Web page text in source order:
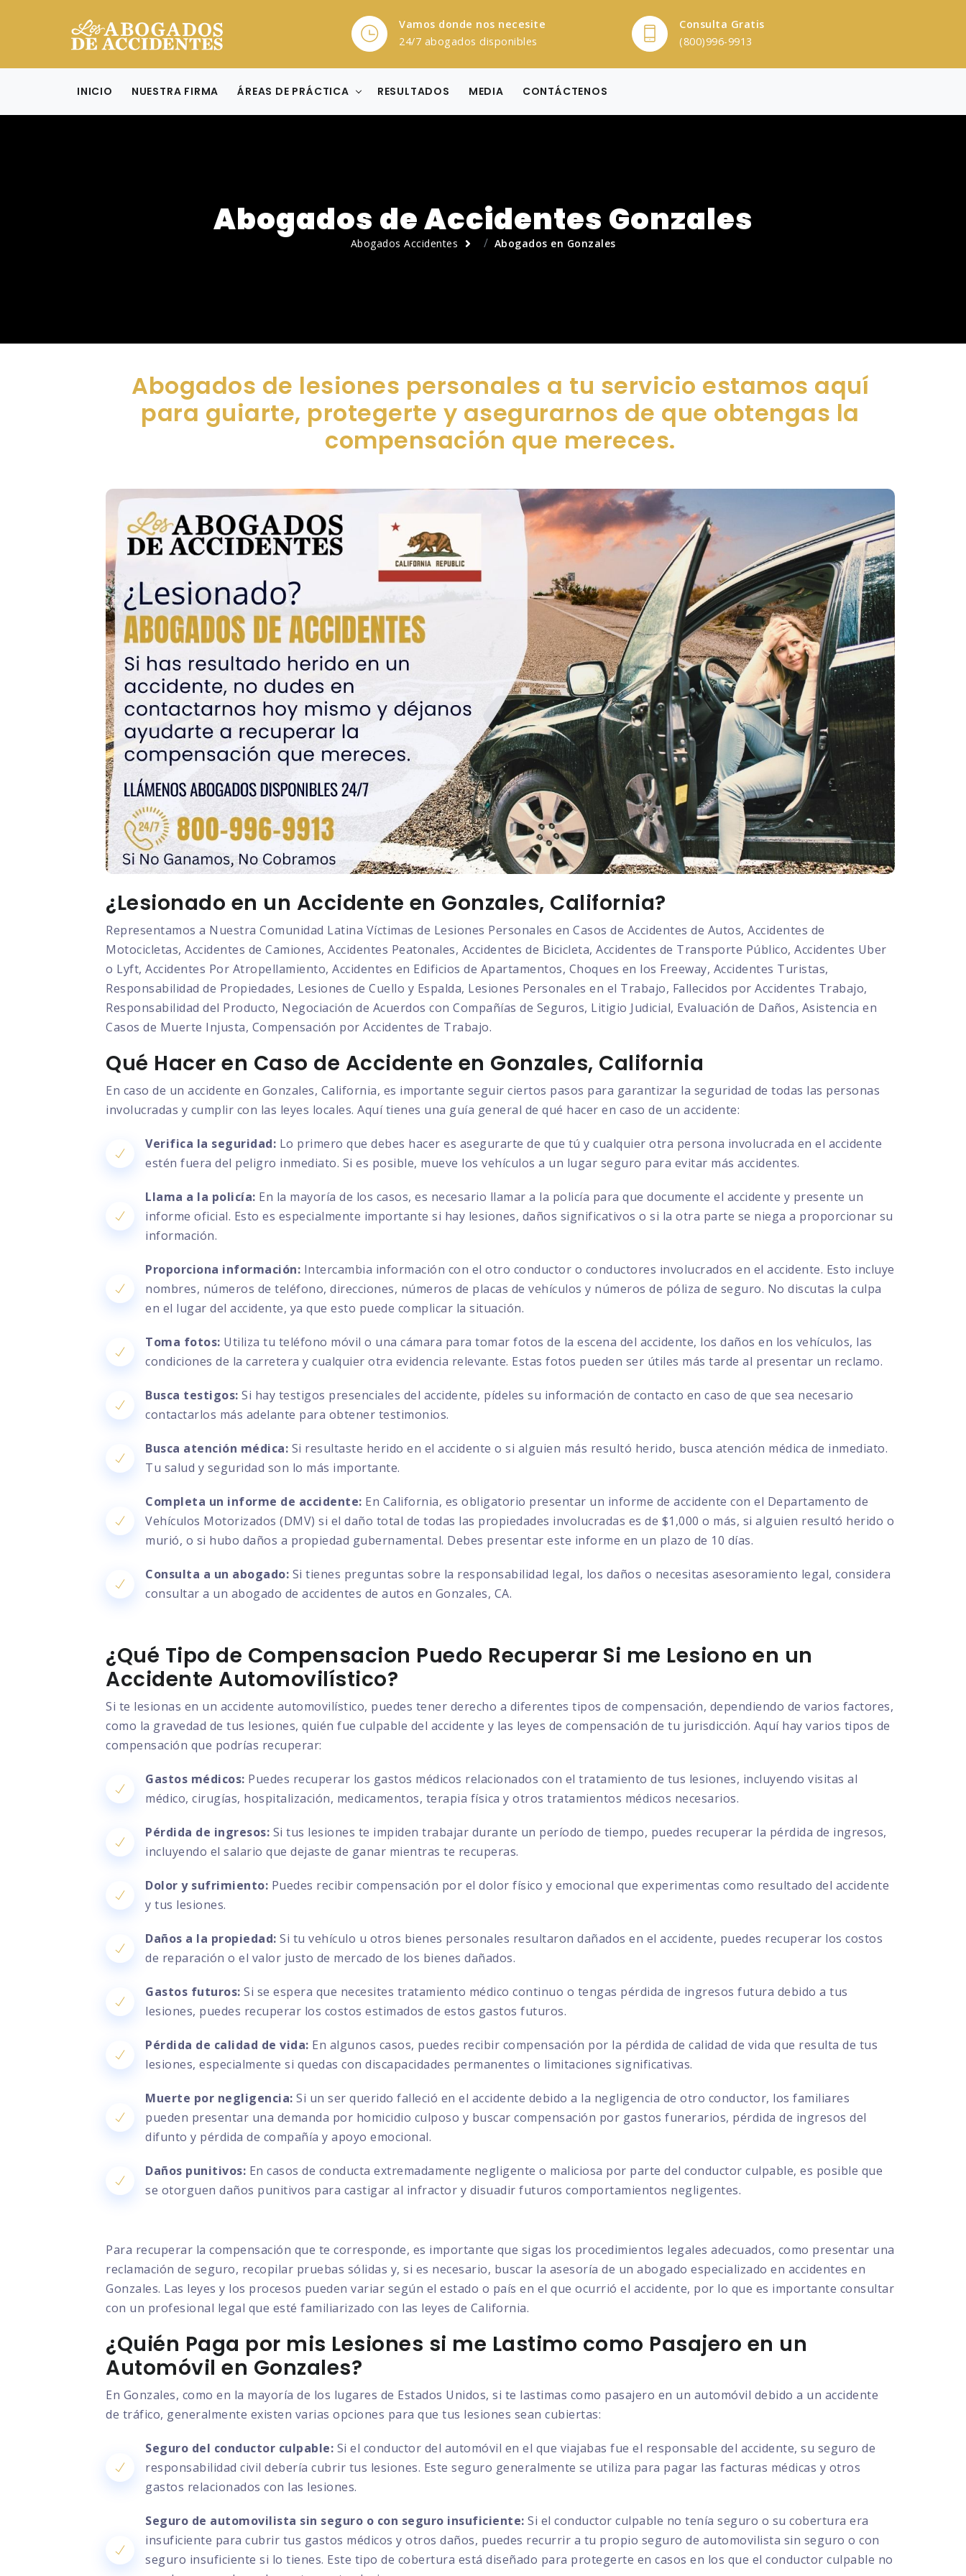
Vamos donde nos necesite
24/7 abogados disponibles
Consulta Gratis
(800)996-9913
INICIO NUESTRA FIRMA ÁREAS DE PRÁCTICA RESULTADOS MEDIA CONTÁCTENOS
Abogados de Accidentes Gonzales
Abogados Accidentes Abogados en Gonzales
Abogados de lesiones personales a tu servicio estamos aquí
para guiarte, protegerte y asegurarnos de que obtengas la
compensación que mereces.
¿Lesionado en un Accidente en Gonzales, California?
Representamos a Nuestra Comunidad Latina Víctimas de Lesiones Personales en Casos de Accidentes de Autos, Accidentes de
Motocicletas, Accidentes de Camiones, Accidentes Peatonales, Accidentes de Bicicleta, Accidentes de Transporte Público, Accidentes Uber
o Lyft, Accidentes Por Atropellamiento, Accidentes en Edificios de Apartamentos, Choques en los Freeway, Accidentes Turistas,
Responsabilidad de Propiedades, Lesiones de Cuello y Espalda, Lesiones Personales en el Trabajo, Fallecidos por Accidentes Trabajo,
Responsabilidad del Producto, Negociación de Acuerdos con Compañías de Seguros, Litigio Judicial, Evaluación de Daños, Asistencia en
Casos de Muerte Injusta, Compensación por Accidentes de Trabajo.
Qué Hacer en Caso de Accidente en Gonzales, California
En caso de un accidente en Gonzales, California, es importante seguir ciertos pasos para garantizar la seguridad de todas las personas
involucradas y cumplir con las leyes locales. Aquí tienes una guía general de qué hacer en caso de un accidente:
Verifica la seguridad: Lo primero que debes hacer es asegurarte de que tú y cualquier otra persona involucrada en el accidente
estén fuera del peligro inmediato. Si es posible, mueve los vehículos a un lugar seguro para evitar más accidentes.
Llama a la policía: En la mayoría de los casos, es necesario llamar a la policía para que documente el accidente y presente un
informe oficial. Esto es especialmente importante si hay lesiones, daños significativos o si la otra parte se niega a proporcionar su
información.
Proporciona información: Intercambia información con el otro conductor o conductores involucrados en el accidente. Esto incluye
nombres, números de teléfono, direcciones, números de placas de vehículos y números de póliza de seguro. No discutas la culpa
en el lugar del accidente, ya que esto puede complicar la situación.
Toma fotos: Utiliza tu teléfono móvil o una cámara para tomar fotos de la escena del accidente, los daños en los vehículos, las
condiciones de la carretera y cualquier otra evidencia relevante. Estas fotos pueden ser útiles más tarde al presentar un reclamo.
Busca testigos: Si hay testigos presenciales del accidente, pídeles su información de contacto en caso de que sea necesario
contactarlos más adelante para obtener testimonios.
Busca atención médica: Si resultaste herido en el accidente o si alguien más resultó herido, busca atención médica de inmediato.
Tu salud y seguridad son lo más importante.
Completa un informe de accidente: En California, es obligatorio presentar un informe de accidente con el Departamento de
Vehículos Motorizados (DMV) si el daño total de todas las propiedades involucradas es de $1,000 o más, si alguien resultó herido o
murió, o si hubo daños a propiedad gubernamental. Debes presentar este informe en un plazo de 10 días.
Consulta a un abogado: Si tienes preguntas sobre la responsabilidad legal, los daños o necesitas asesoramiento legal, considera
consultar a un abogado de accidentes de autos en Gonzales, CA.
¿Qué Tipo de Compensacion Puedo Recuperar Si me Lesiono en un
Accidente Automovilístico?
Si te lesionas en un accidente automovilístico, puedes tener derecho a diferentes tipos de compensación, dependiendo de varios factores,
como la gravedad de tus lesiones, quién fue culpable del accidente y las leyes de compensación de tu jurisdicción. Aquí hay varios tipos de
compensación que podrías recuperar:
Gastos médicos: Puedes recuperar los gastos médicos relacionados con el tratamiento de tus lesiones, incluyendo visitas al
médico, cirugías, hospitalización, medicamentos, terapia física y otros tratamientos médicos necesarios.
Pérdida de ingresos: Si tus lesiones te impiden trabajar durante un período de tiempo, puedes recuperar la pérdida de ingresos,
incluyendo el salario que dejaste de ganar mientras te recuperas.
Dolor y sufrimiento: Puedes recibir compensación por el dolor físico y emocional que experimentas como resultado del accidente
y tus lesiones.
Daños a la propiedad: Si tu vehículo u otros bienes personales resultaron dañados en el accidente, puedes recuperar los costos
de reparación o el valor justo de mercado de los bienes dañados.
Gastos futuros: Si se espera que necesites tratamiento médico continuo o tengas pérdida de ingresos futura debido a tus
lesiones, puedes recuperar los costos estimados de estos gastos futuros.
Pérdida de calidad de vida: En algunos casos, puedes recibir compensación por la pérdida de calidad de vida que resulta de tus
lesiones, especialmente si quedas con discapacidades permanentes o limitaciones significativas.
Muerte por negligencia: Si un ser querido falleció en el accidente debido a la negligencia de otro conductor, los familiares
pueden presentar una demanda por homicidio culposo y buscar compensación por gastos funerarios, pérdida de ingresos del
difunto y pérdida de compañía y apoyo emocional.
Daños punitivos: En casos de conducta extremadamente negligente o maliciosa por parte del conductor culpable, es posible que
se otorguen daños punitivos para castigar al infractor y disuadir futuros comportamientos negligentes.
Para recuperar la compensación que te corresponde, es importante que sigas los procedimientos legales adecuados, como presentar una
reclamación de seguro, recopilar pruebas sólidas y, si es necesario, buscar la asesoría de un abogado especializado en accidentes en
Gonzales. Las leyes y los procesos pueden variar según el estado o país en el que ocurrió el accidente, por lo que es importante consultar
con un profesional legal que esté familiarizado con las leyes de California.
¿Quién Paga por mis Lesiones si me Lastimo como Pasajero en un
Automóvil en Gonzales?
En Gonzales, como en la mayoría de los lugares de Estados Unidos, si te lastimas como pasajero en un automóvil debido a un accidente
de tráfico, generalmente existen varias opciones para que tus lesiones sean cubiertas:
Seguro del conductor culpable: Si el conductor del automóvil en el que viajabas fue el responsable del accidente, su seguro de
responsabilidad civil debería cubrir tus lesiones. Este seguro generalmente se utiliza para pagar las facturas médicas y otros
gastos relacionados con las lesiones.
Seguro de automovilista sin seguro o con seguro insuficiente: Si el conductor culpable no tenía seguro o su cobertura era
insuficiente para cubrir tus gastos médicos y otros daños, puedes recurrir a tu propio seguro de automovilista sin seguro o con
seguro insuficiente si lo tienes. Este tipo de cobertura está diseñado para protegerte en casos en los que el conductor culpable no